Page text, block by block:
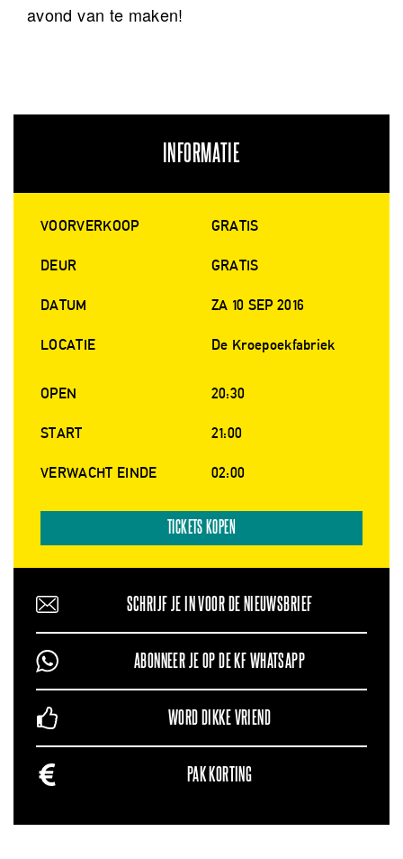
avond van te maken!
INFORMATIE
VOORVERKOOP GRATIS
DEUR GRATIS
DATUM ZA 10 SEP 2016
LOCATIE De Kroepoekfabriek
OPEN 20:30
START 21:00
VERWACHT EINDE 02:00
TICKETS KOPEN
SCHRIJF JE IN VOOR DE NIEUWSBRIEF
ABONNEER JE OP DE KF WHATSAPP
WORD DIKKE VRIEND
PAK KORTING